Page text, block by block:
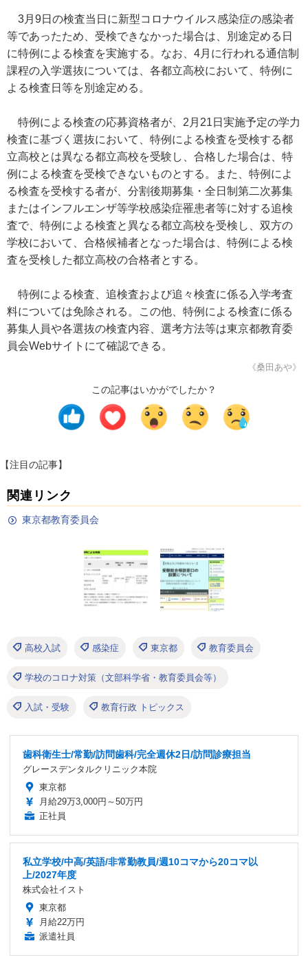
3月9日の検査当日に新型コロナウイルス感染症の感染者
等であったため、受検できなかった場合は、別途定める日
に特例による検査を実施する。なお、4月に行われる通信制
課程の入学選抜については、各都立高校において、特例に
よる検査日等を別途定める。
特例による検査の応募資格者が、2月21日実施予定の学力
検査に基づく選抜において、特例による検査を受検する都
立高校とは異なる都立高校を受験し、合格した場合は、特
例による検査を受検できないものとする。また、特例によ
る検査を受検する者が、分割後期募集・全日制第二次募集
またはインフルエンザ等学校感染症罹患者等に対する追検
査で、特例による検査と異なる都立高校を受検し、双方の
学校において、合格候補者となった場合は、特例による検
査を受検した都立高校の合格者とする。
特例による検査、追検査および追々検査に係る入学考査
料については免除される。この他、特例による検査に係る
募集人員や各選抜の検査内容、選考方法等は東京都教育委
員会Webサイトにて確認できる。
《桑田あや》
この記事はいかがでしたか？
【注目の記事】
関連リンク
東京都教育委員会
高校入試 感染症 東京都 教育委員会
学校のコロナ対策（文部科学省・教育委員会等）
入試・受験 教育行政 トピックス
歯科衛生士/常勤/訪問歯科/完全週休2日/訪問診療担当
グレースデンタルクリニック本院
東京都
月給29万3,000円～50万円
正社員
私立学校/中高/英語/非常勤教員/週10コマから20コマ以
上/2027年度
株式会社イスト
東京都
月給22万円
派遣社員